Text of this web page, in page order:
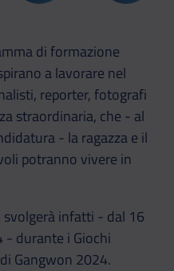
di formazione
a lavorare nel
reporter, fotografi
straordinaria, che - al
- la ragazza e il
potranno vivere in
infatti - dal 16
- durante i Giochi
Gangwon 2024.